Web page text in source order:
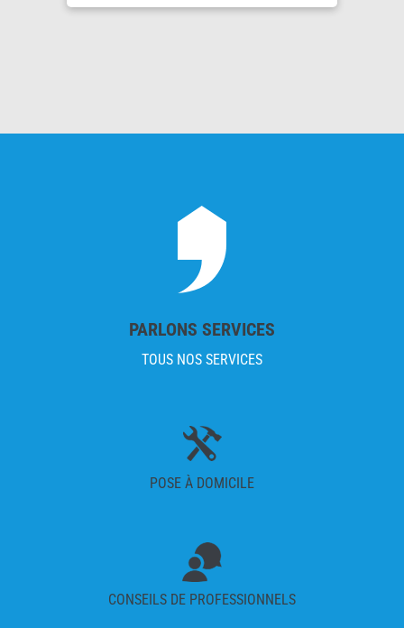
PARLONS SERVICES
TOUS NOS SERVICES
POSE À DOMICILE
CONSEILS DE PROFESSIONNELS